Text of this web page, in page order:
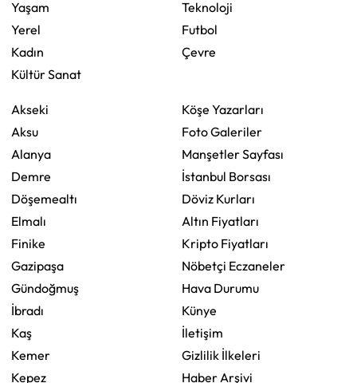
Yaşam
Yerel
Kadın
Kültür Sanat
Teknoloji
Futbol
Çevre
Akseki
Aksu
Alanya
Demre
Döşemealtı
Elmalı
Finike
Gazipaşa
Gündoğmuş
İbradı
Kaş
Kemer
Kepez
Köşe Yazarları
Foto Galeriler
Manşetler Sayfası
İstanbul Borsası
Döviz Kurları
Altın Fiyatları
Kripto Fiyatları
Nöbetçi Eczaneler
Hava Durumu
Künye
İletişim
Gizlilik İlkeleri
Haber Arşivi